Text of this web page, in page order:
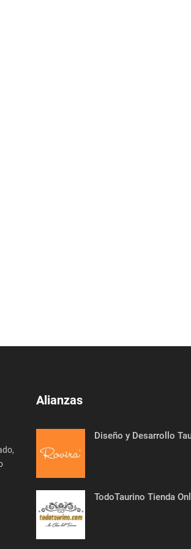
Alianzas
Diseño y Desarrollo
TodoTaurino Tienda